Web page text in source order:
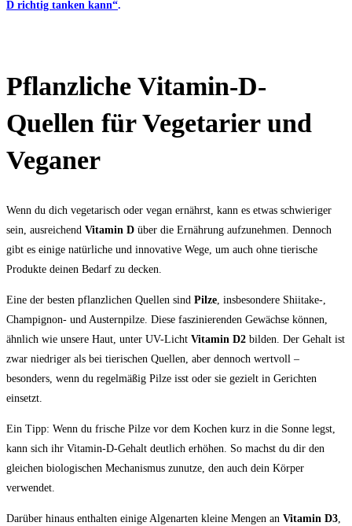
D richtig tanken kann“.
Pflanzliche Vitamin-D-
Quellen für Vegetarier und
Veganer
Wenn du dich vegetarisch oder vegan ernährst, kann es etwas schwieriger
sein, ausreichend Vitamin D über die Ernährung aufzunehmen. Dennoch
gibt es einige natürliche und innovative Wege, um auch ohne tierische
Produkte deinen Bedarf zu decken.
Eine der besten pflanzlichen Quellen sind Pilze, insbesondere Shiitake-,
Champignon- und Austernpilze. Diese faszinierenden Gewächse können,
ähnlich wie unsere Haut, unter UV-Licht Vitamin D2 bilden. Der Gehalt ist
zwar niedriger als bei tierischen Quellen, aber dennoch wertvoll –
besonders, wenn du regelmäßig Pilze isst oder sie gezielt in Gerichten
einsetzt.
Ein Tipp: Wenn du frische Pilze vor dem Kochen kurz in die Sonne legst,
kann sich ihr Vitamin-D-Gehalt deutlich erhöhen. So machst du dir den
gleichen biologischen Mechanismus zunutze, den auch dein Körper
verwendet.
Darüber hinaus enthalten einige Algenarten kleine Mengen an Vitamin D3,